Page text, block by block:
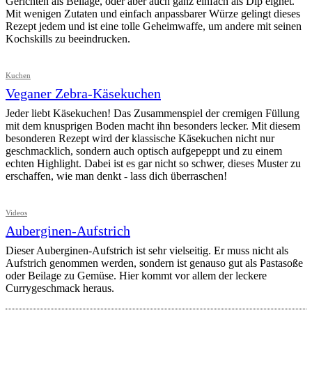
Mit wenigen Zutaten und einfach anpassbarer Würze gelingt dieses
Rezept jedem und ist eine tolle Geheimwaffe, um andere mit seinen
Kochskills zu beeindrucken.
Kuchen
Veganer Zebra-Käsekuchen
Jeder liebt Käsekuchen! Das Zusammenspiel der cremigen Füllung
mit dem knusprigen Boden macht ihn besonders lecker. Mit diesem
besonderen Rezept wird der klassische Käsekuchen nicht nur
geschmacklich, sondern auch optisch aufgepeppt und zu einem
echten Highlight. Dabei ist es gar nicht so schwer, dieses Muster zu
erschaffen, wie man denkt - lass dich überraschen!
Videos
Auberginen-Aufstrich
Dieser Auberginen-Aufstrich ist sehr vielseitig. Er muss nicht als
Aufstrich genommen werden, sondern ist genauso gut als Pastasoße
oder Beilage zu Gemüse. Hier kommt vor allem der leckere
Currygeschmack heraus.